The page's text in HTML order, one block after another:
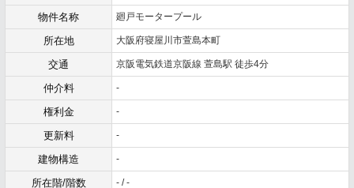
物件名称 廻戸モータープール
所在地 大阪府寝屋川市萱島本町
交通 京阪電気鉄道京阪線 萱島駅 徒歩4分
仲介料 -
権利金 -
更新料 -
建物構造 -
所在階/階数 - / -